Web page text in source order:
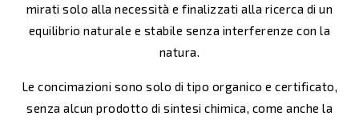
mirati solo alla necessità e finalizzati alla ricerca di un
equilibrio naturale e stabile senza interferenze con la
natura.
Le concimazioni sono solo di tipo organico e certificato,
senza alcun prodotto di sintesi chimica, come anche la